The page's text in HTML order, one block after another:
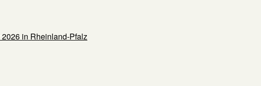
in Rheinland-Pfalz